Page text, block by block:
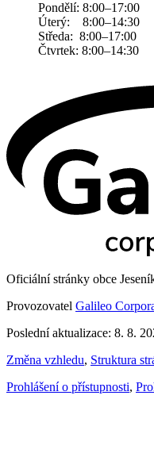
Pondělí: 8:00–17:00
Úterý: 8:00–14:30
Středa: 8:00–17:00
Čtvrtek: 8:00–14:30
Oficiální stránky obce
Provozovatel Galileo
Poslední aktualizace: 8. 8.
Změna vzhledu, Struktura
Prohlášení o přístupnosti,